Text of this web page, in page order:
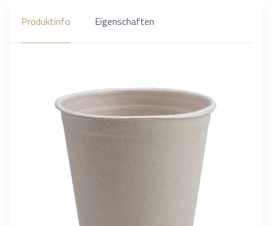
Produktinfo Eigenschaften